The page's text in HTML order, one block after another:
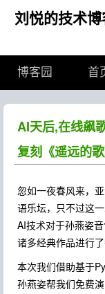
刘悦的技术
博客园 首
AI天后,在线飙
复刻《遥远的
忽如一夜春风来，
语乐坛，只不过这
AI技术对于孙燕姿
诸多经典作品进行
本次我们借助基于
孙燕姿帮我们免费